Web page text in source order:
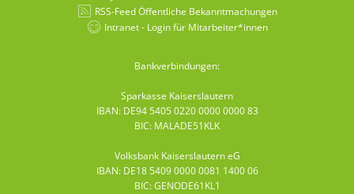
RSS-Feed Öffentliche Bekanntmachungen
Intranet - Login für Mitarbeiter*innen
Bankverbindungen:
Sparkasse Kaiserslautern
IBAN: DE94 5405 0220 0000 0000 83
BIC: MALADE51KLK
Volksbank Kaiserslautern eG
IBAN: DE18 5409 0000 0081 1400 06
BIC: GENODE61KL1